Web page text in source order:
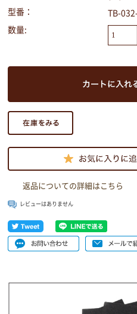
型番：
TB-
数量:
返品についての詳細はこちら
レビューはありません